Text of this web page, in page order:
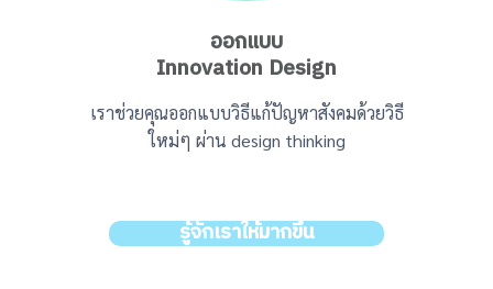
ออกแบบ
Innovation Design
เราช่วยคุณออกแบบวิธีแก้ปัญหาสังคมด้วยวิธี
ใหม่ๆ ผ่าน design thinking
รู้จักเราให้มากขึ้น